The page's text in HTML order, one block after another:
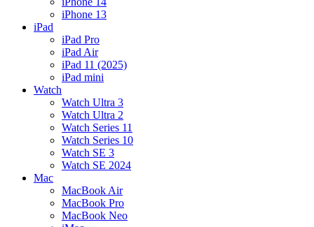
iPhone 13
iPad
iPad Pro
iPad Air
iPad 11 (2025)
iPad mini
Watch
Watch Ultra 3
Watch Ultra 2
Watch Series 11
Watch Series 10
Watch SE 3
Watch SE 2024
Mac
MacBook Air
MacBook Pro
MacBook Neo